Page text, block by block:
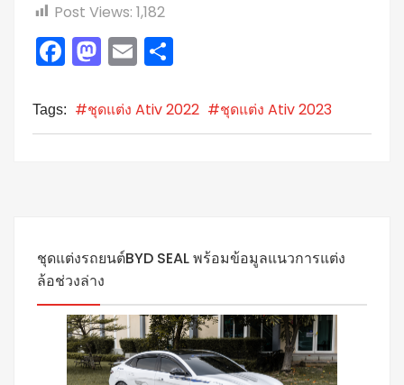
Post Views: 1,182
Facebook
Mastodon
Email
Tags: #ชุดแต่ง Ativ 2022 #ชุดแต่ง Ativ 2023
ชุดแต่งรถยนต์BYD SEAL พร้อมข้อมูลแนวการแต่ง
ล้อช่วงล่าง